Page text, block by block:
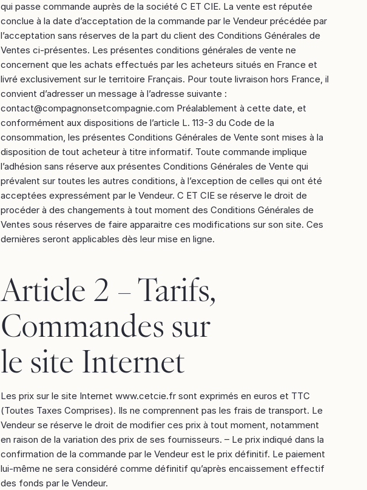
qui passe commande auprès de la société C ET CIE. La vente est réputée
conclue à la date d’acceptation de la commande par le Vendeur précédée par
l’acceptation sans réserves de la part du client des Conditions Générales de
Ventes ci-présentes. Les présentes conditions générales de vente ne
concernent que les achats effectués par les acheteurs situés en France et
livré exclusivement sur le territoire Français. Pour toute livraison hors France, il
convient d’adresser un message à l’adresse suivante :
contact@compagnonsetcompagnie.com Préalablement à cette date, et
conformément aux dispositions de l’article L. 113-3 du Code de la
consommation, les présentes Conditions Générales de Vente sont mises à la
disposition de tout acheteur à titre informatif. Toute commande implique
l’adhésion sans réserve aux présentes Conditions Générales de Vente qui
prévalent sur toutes les autres conditions, à l’exception de celles qui ont été
acceptées expressément par le Vendeur. C ET CIE se réserve le droit de
procéder à des changements à tout moment des Conditions Générales de
Ventes sous réserves de faire apparaitre ces modifications sur son site. Ces
dernières seront applicables dès leur mise en ligne.
Article 2 – Tarifs,
Commandes sur
le site Internet
Les prix sur le site Internet www.cetcie.fr sont exprimés en euros et TTC
(Toutes Taxes Comprises). Ils ne comprennent pas les frais de transport. Le
Vendeur se réserve le droit de modifier ces prix à tout moment, notamment
en raison de la variation des prix de ses fournisseurs. – Le prix indiqué dans la
confirmation de la commande par le Vendeur est le prix définitif. Le paiement
lui-même ne sera considéré comme définitif qu’après encaissement effectif
des fonds par le Vendeur.